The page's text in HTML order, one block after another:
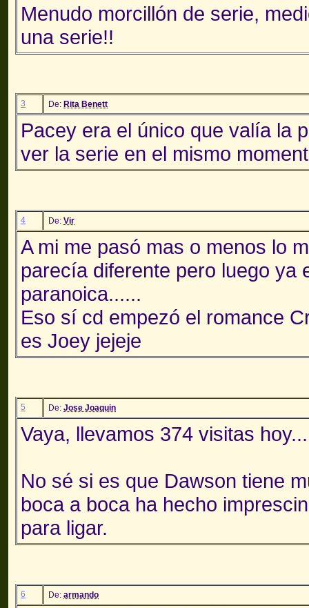
Menudo morcillón de serie,
una serie!!
3 De: Rita Benett
Pacey era el único que valía la
ver la serie en el mismo
4 De: Vir
A mi me pasó mas o menos lo
parecía diferente pero luego ya
paranoica......
Eso sí cd empezó el romance
es Joey jejeje
5 De: Jose Joaquin
Vaya, llevamos 374 visitas
No sé si es que Dawson tiene
boca a boca ha hecho
para ligar.
6 De: armando